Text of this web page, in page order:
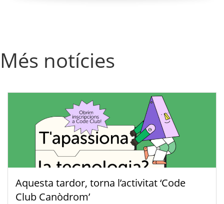
Més notícies
Aquesta tardor, torna l’activitat ‘Code
Club Canòdrom’